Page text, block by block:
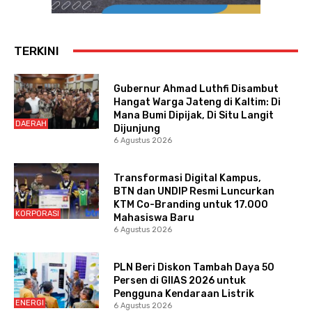
TERKINI
DAERAH
Gubernur Ahmad Luthfi Disambut
Hangat Warga Jateng di Kaltim: Di
Mana Bumi Dipijak, Di Situ Langit
Dijunjung
6 Agustus 2026
KORPORASI
Transformasi Digital Kampus,
BTN dan UNDIP Resmi Luncurkan
KTM Co-Branding untuk 17.000
Mahasiswa Baru
6 Agustus 2026
ENERGI
PLN Beri Diskon Tambah Daya 50
Persen di GIIAS 2026 untuk
Pengguna Kendaraan Listrik
6 Agustus 2026